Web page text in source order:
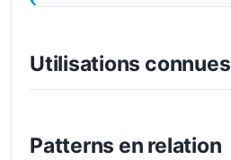
Utilisations connues
Patterns en relation